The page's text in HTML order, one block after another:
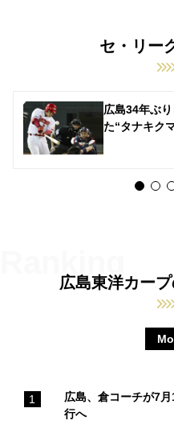
セ・リー
広島34年ぶ
た“タナキク
広島東洋カー
広島、倉コーチが7
行へ